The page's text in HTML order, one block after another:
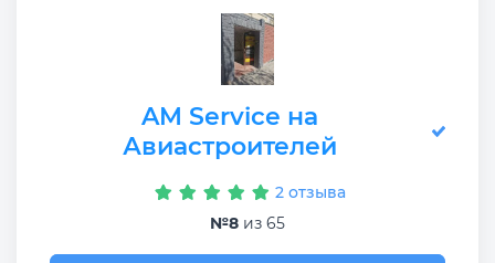
AM Service на
Авиастроителей
2 отзыва
№8 из 65